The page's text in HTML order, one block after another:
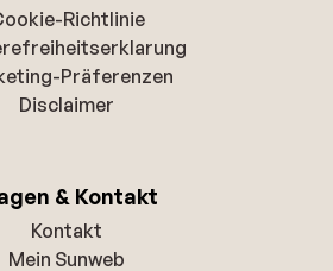
Richtlinie
Präferenzen
Disclaimer
& Kontakt
Kontakt
Mein Sunweb